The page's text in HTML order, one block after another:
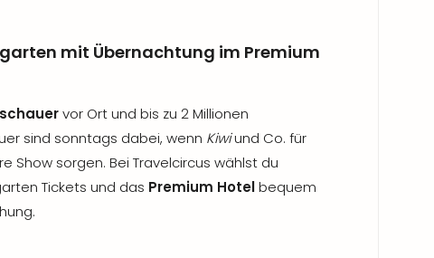
mit Übernachtung im Premium
vor Ort und bis zu 2 Millionen
sind sonntags dabei, wenn Kiwiund Co. für
Show sorgen. Bei Travelcircus wählst du
Tickets und das Premium Hotelbequem